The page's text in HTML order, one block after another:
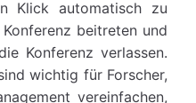
Klick automatisch zu
beitreten und
Konferenz verlassen.
wichtig für Forscher,
vereinfachen,